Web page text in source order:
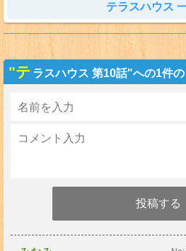
テラスハウス
"テ ラスハウス 第10話"への1件の